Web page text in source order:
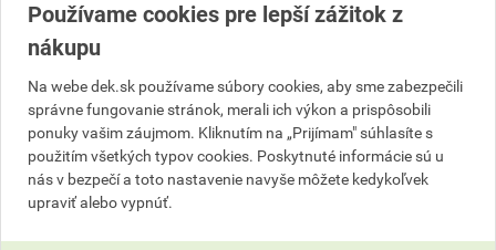
Číslo položky:1650375420 Katalógový kód: H748P
Popis
Vhodný na prácu s kameňom, tehlou, stevabným
materiálom.
Používame cookies pre lepší zážitok z
nákupu
Na webe dek.sk používame súbory cookies, aby sme zabezpečili
správne fungovanie stránok, merali ich výkon a prispôsobili
ponuky vašim záujmom. Kliknutím na „Prijímam" súhlasíte s
použitím všetkých typov cookies. Poskytnuté informácie sú u
nás v bezpečí a toto nastavenie navyše môžete kedykoľvek
upraviť alebo vypnúť.